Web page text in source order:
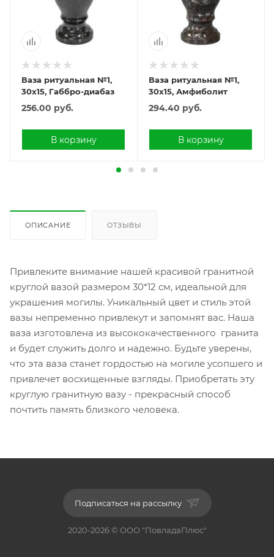
Ваза ритуальная №1,
30х15, Габбро-диабаз
256.00 руб.
В корзину
Ваза ритуальная №1,
30х15, Амфиболит
294.40 руб.
В корзину
ОПИСАНИЕ ОТЗЫВЫ
Привлеките внимание нашей красивой гранитной
круглой вазой размером 30*12 см, идеальной для
украшения могилы. Уникальный цвет и стиль этой
вазы непременно привлекут и запомнят вас. Наша
ваза изготовлена из высококачественного гранита
и будет служить долго и надежно. Будьте уверены,
что эта ваза станет гордостью на могиле усопшего и
привлечет восхищенные взгляды. Приобретать эту
круглую гранитную вазу - прекрасный способ
почтить память близкого человека.
Подписаться на рассылку
2020-2026 © ООО "ПовладаПлюс"